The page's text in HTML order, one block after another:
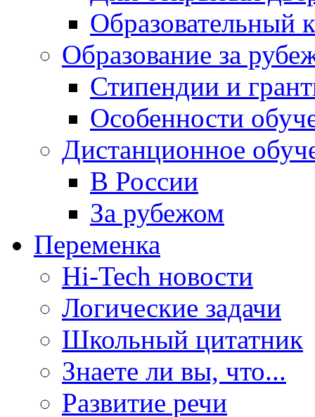
Образовательный
Образование за
Стипендии и
Особенности
Дистанционное
В России
За рубежом
Переменка
Hi-Tech новости
Логические задачи
Школьный цитатник
Знаете ли вы, что...
Развитие речи